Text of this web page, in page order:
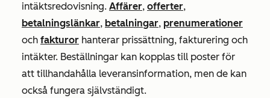
intäktsredovisning. Affärer, offerter,
betalningslänkar, betalningar, prenumerationer
och fakturor hanterar prissättning, fakturering och
intäkter. Beställningar kan kopplas till poster för
att tillhandahålla leveransinformation, men de kan
också fungera självständigt.